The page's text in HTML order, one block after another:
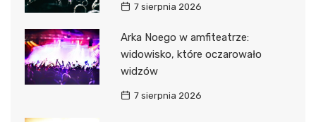
7 sierpnia 2026
Arka Noego w amfiteatrze:
widowisko, które oczarowało
widzów
7 sierpnia 2026